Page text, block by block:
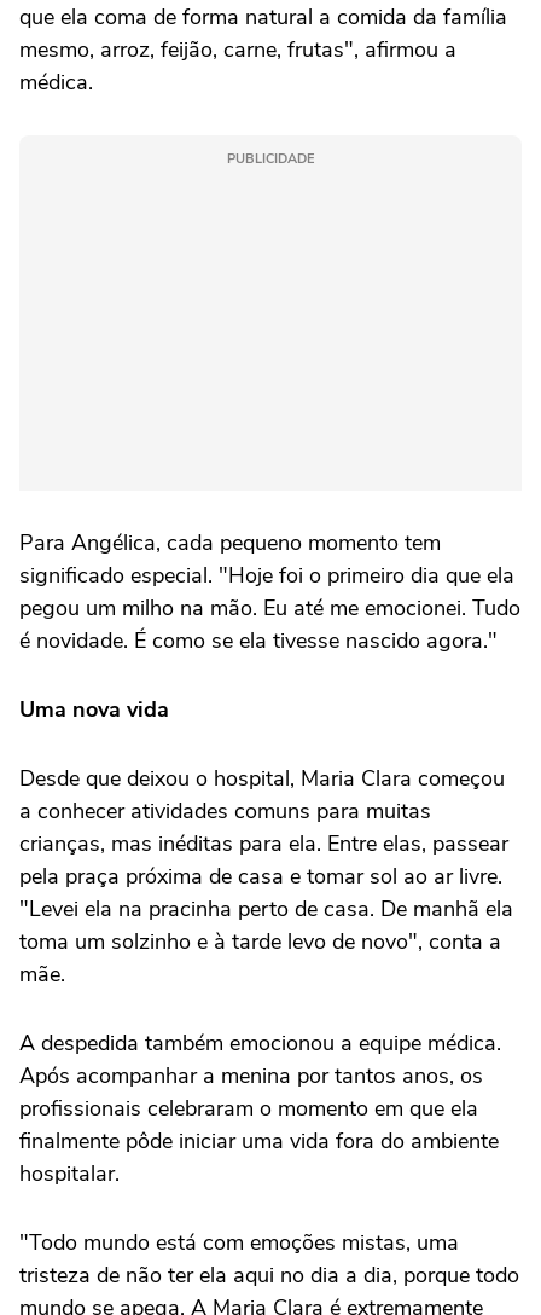
que ela coma de forma natural a comida da família
mesmo, arroz, feijão, carne, frutas", afirmou a
médica.
PUBLICIDADE
Para Angélica, cada pequeno momento tem
significado especial. "Hoje foi o primeiro dia que ela
pegou um milho na mão. Eu até me emocionei. Tudo
é novidade. É como se ela tivesse nascido agora."
Uma nova vida
Desde que deixou o hospital, Maria Clara começou
a conhecer atividades comuns para muitas
crianças, mas inéditas para ela. Entre elas, passear
pela praça próxima de casa e tomar sol ao ar livre.
"Levei ela na pracinha perto de casa. De manhã ela
toma um solzinho e à tarde levo de novo", conta a
mãe.
A despedida também emocionou a equipe médica.
Após acompanhar a menina por tantos anos, os
profissionais celebraram o momento em que ela
finalmente pôde iniciar uma vida fora do ambiente
hospitalar.
"Todo mundo está com emoções mistas, uma
tristeza de não ter ela aqui no dia a dia, porque todo
mundo se apega. A Maria Clara é extremamente